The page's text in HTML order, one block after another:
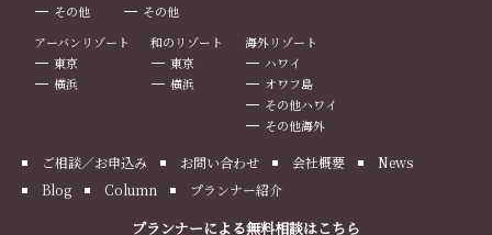
その他
その他
アーバンリゾート
東京
横浜
和のリゾート
東京
横浜
海外リゾート
ハワイ
オワフ島
その他ハワイ
その他海外
ご相談／お申込み お問い合わせ 会社概要
News
Blog
Column プランナー紹介
プランナーによる無料相談はこちら